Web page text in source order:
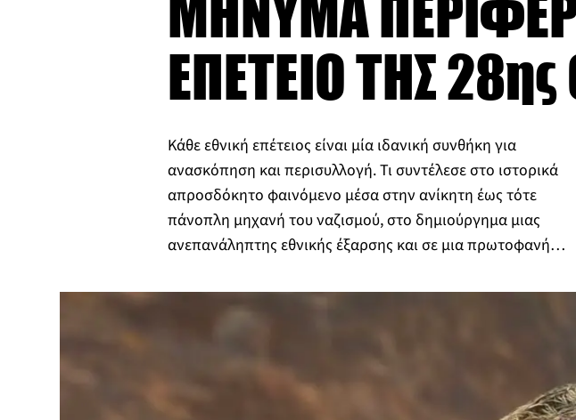
ΕΠΕΤΕΙΟ ΤΗΣ
Κάθε εθνική επέτειος είναι μία ιδανική συνθήκη για
ανασκόπηση και περισυλλογή. Τι συντέλεσε στο ιστορικά
απροσδόκητο φαινόμενο μέσα στην ανίκητη έως τότε
πάνοπλη μηχανή του ναζισμού, στο δημιούργημα μιας
ανεπανάληπτης εθνικής έξαρσης και σε μια πρωτοφανή…